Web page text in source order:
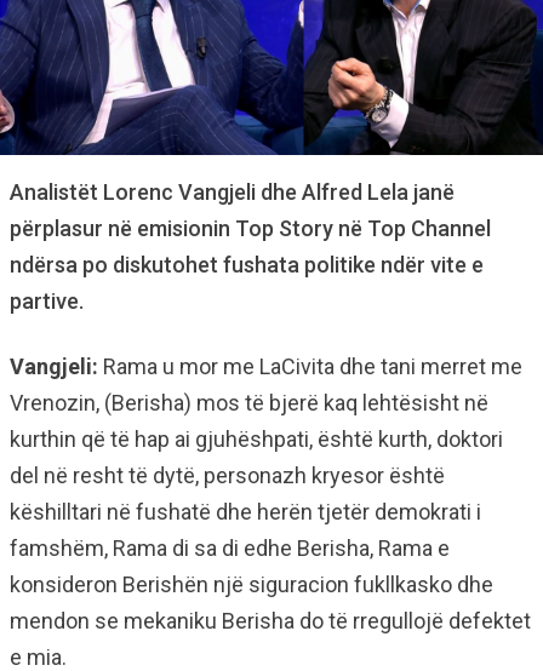
Analistët Lorenc Vangjeli dhe Alfred Lela janë
përplasur në emisionin Top Story në Top Channel
ndërsa po diskutohet fushata politike ndër vite e
partive.
Vangjeli: Rama u mor me LaCivita dhe tani merret me
Vrenozin, (Berisha) mos të bjerë kaq lehtësisht në
kurthin që të hap ai gjuhëshpati, është kurth, doktori
del në resht të dytë, personazh kryesor është
këshilltari në fushatë dhe herën tjetër demokrati i
famshëm, Rama di sa di edhe Berisha, Rama e
konsideron Berishën një siguracion fukllkasko dhe
mendon se mekaniku Berisha do të rregullojë defektet
e mia.